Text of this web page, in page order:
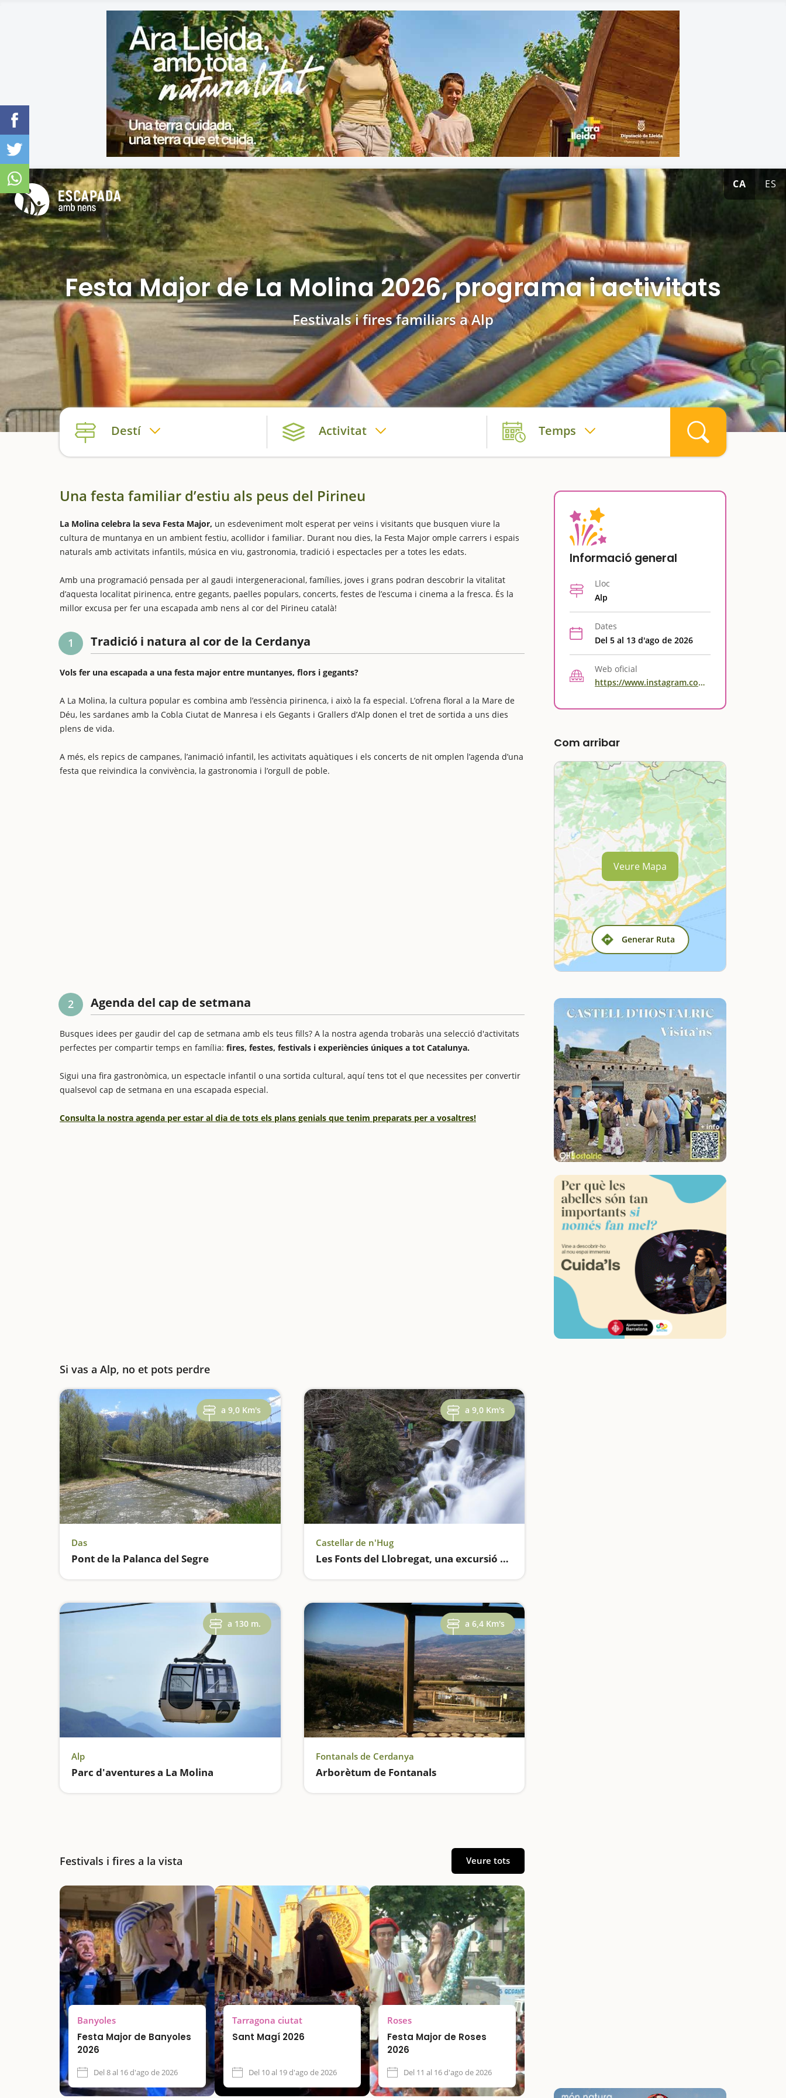
CA ES
Festa Major de La Molina 2026, programa i activitats
Festivals i fires familiars a Alp
Destí Activitat Temps
Una festa familiar d’estiu als peus del Pirineu
La Molina celebra la seva Festa Major, un esdeveniment molt esperat per veïns i visitants que busquen viure la
cultura de muntanya en un ambient festiu, acollidor i familiar. Durant nou dies, la Festa Major omple carrers i espais
naturals amb activitats infantils, música en viu, gastronomia, tradició i espectacles per a totes les edats.
Amb una programació pensada per al gaudi intergeneracional, famílies, joves i grans podran descobrir la vitalitat
d’aquesta localitat pirinenca, entre gegants, paelles populars, concerts, festes de l’escuma i cinema a la fresca. És la
millor excusa per fer una escapada amb nens al cor del Pirineu català!
1 Tradició i natura al cor de la Cerdanya
Vols fer una escapada a una festa major entre muntanyes, flors i gegants?
A La Molina, la cultura popular es combina amb l’essència pirinenca, i això la fa especial. L’ofrena floral a la Mare de
Déu, les sardanes amb la Cobla Ciutat de Manresa i els Gegants i Grallers d’Alp donen el tret de sortida a uns dies
plens de vida.
A més, els repics de campanes, l’animació infantil, les activitats aquàtiques i els concerts de nit omplen l’agenda d’una
festa que reivindica la convivència, la gastronomia i l’orgull de poble.
2 Agenda del cap de setmana
Busques idees per gaudir del cap de setmana amb els teus fills? A la nostra agenda trobaràs una selecció d'activitats
perfectes per compartir temps en família: fires, festes, festivals i experiències úniques a tot Catalunya.
Sigui una fira gastronòmica, un espectacle infantil o una sortida cultural, aquí tens tot el que necessites per convertir
qualsevol cap de setmana en una escapada especial.
Consulta la nostra agenda per estar al dia de tots els plans genials que tenim preparats per a vosaltres!
Si vas a Alp, no et pots perdre
a 9,0 Km's
Das
Pont de la Palanca del Segre
a 9,0 Km's
Castellar de n'Hug
Les Fonts del Llobregat, una excursió curta amb cascades espectaculars
a 130 m.
Alp
Parc d'aventures a La Molina
a 6,4 Km's
Fontanals de Cerdanya
Arborètum de Fontanals
Festivals i fires a la vista Veure tots
Banyoles
Festa Major de Banyoles
2026
Del 8 al 16 d'ago de 2026
Tarragona ciutat
Sant Magí 2026
Del 10 al 19 d'ago de 2026
Roses
Festa Major de Roses
2026
Del 11 al 16 d'ago de 2026
Informació general
Lloc
Alp
Dates
Del 5 al 13 d'ago de 2026
Web oficial
https://www.instagram.com/ajuntamentalp/
Com arribar
Generar Ruta
Veure Mapa